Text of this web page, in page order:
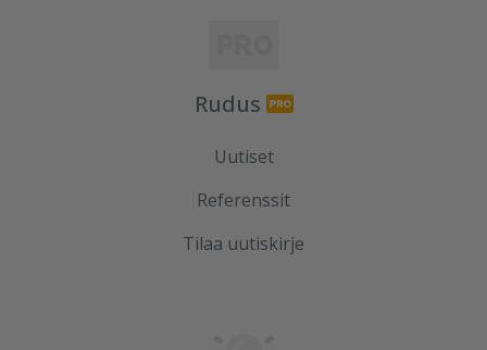
Rudus
Uutiset
Referenssit
Tilaa uutiskirje